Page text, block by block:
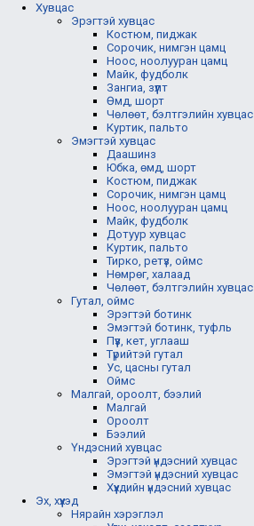
Хувцас
Эрэгтэй хувцас
Костюм, пиджак
Сорочик, нимгэн цамц
Ноос, ноолууран цамц
Майк, фудболк
Зангиа, зүүлт
Өмд, шорт
Чөлөөт, бэлтгэлийн хувцас
Куртик, пальто
Эмэгтэй хувцас
Даашинз
Юбка, өмд, шорт
Костюм, пиджак
Сорочик, нимгэн цамц
Ноос, ноолууран цамц
Майк, фудболк
Дотуур хувцас
Куртик, пальто
Тирко, ретүз, оймс
Нөмрөг, халаад
Чөлөөт, бэлтгэлийн хувцас
Гутал, оймс
Эрэгтэй ботинк
Эмэгтэй ботинк, туфль
Пүүз, кет, углааш
Түрийтэй гутал
Ус, цасны гутал
Оймс
Малгай, ороолт, бээлий
Малгай
Ороолт
Бээлий
Үндэсний хувцас
Эрэгтэй үндэсний хувцас
Эмэгтэй үндэсний хувцас
Хүүхдийн үндэсний хувцас
Эх, хүүхэд
Нярайн хэрэглэл